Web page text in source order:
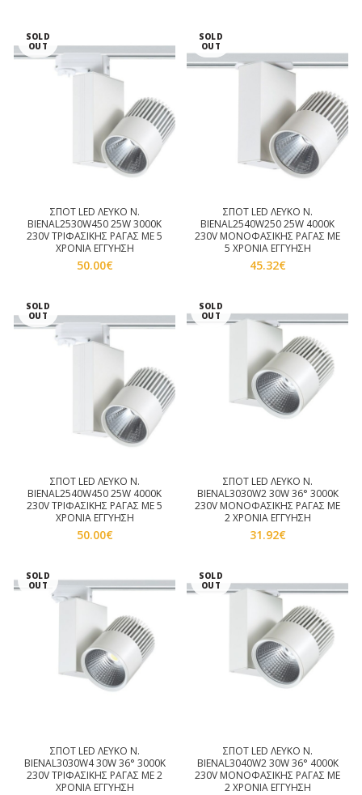
SOLD
OUT
ΣΠΟΤ LED ΛΕΥΚΟ Ν.
BIENAL2530W450 25W 3000K
230V ΤΡΙΦΑΣΙΚΗΣ ΡΑΓΑΣ ΜΕ 5
ΧΡΟΝΙΑ ΕΓΓΥΗΣΗ
50.00€
SOLD
OUT
ΣΠΟΤ LED ΛΕΥΚΟ Ν.
BIENAL2540W250 25W 4000K
230V ΜΟΝΟΦΑΣΙΚΗΣ ΡΑΓΑΣ ΜΕ
5 ΧΡΟΝΙΑ ΕΓΓΥΗΣΗ
45.32€
SOLD
OUT
ΣΠΟΤ LED ΛΕΥΚΟ Ν.
BIENAL2540W450 25W 4000K
230V ΤΡΙΦΑΣΙΚΗΣ ΡΑΓΑΣ ΜΕ 5
ΧΡΟΝΙΑ ΕΓΓΥΗΣΗ
50.00€
SOLD
OUT
ΣΠΟΤ LED ΛΕΥΚΟ Ν.
BIENAL3030W2 30W 36° 3000K
230V ΜΟΝΟΦΑΣΙΚΗΣ ΡΑΓΑΣ ΜΕ
2 ΧΡΟΝΙΑ ΕΓΓΥΗΣΗ
31.92€
SOLD
OUT
ΣΠΟΤ LED ΛΕΥΚΟ Ν.
BIENAL3030W4 30W 36° 3000K
230V ΤΡΙΦΑΣΙΚΗΣ ΡΑΓΑΣ ΜΕ 2
ΧΡΟΝΙΑ ΕΓΓΥΗΣΗ
SOLD
OUT
ΣΠΟΤ LED ΛΕΥΚΟ Ν.
BIENAL3040W2 30W 36° 4000K
230V ΜΟΝΟΦΑΣΙΚΗΣ ΡΑΓΑΣ ΜΕ
2 ΧΡΟΝΙΑ ΕΓΓΥΗΣΗ